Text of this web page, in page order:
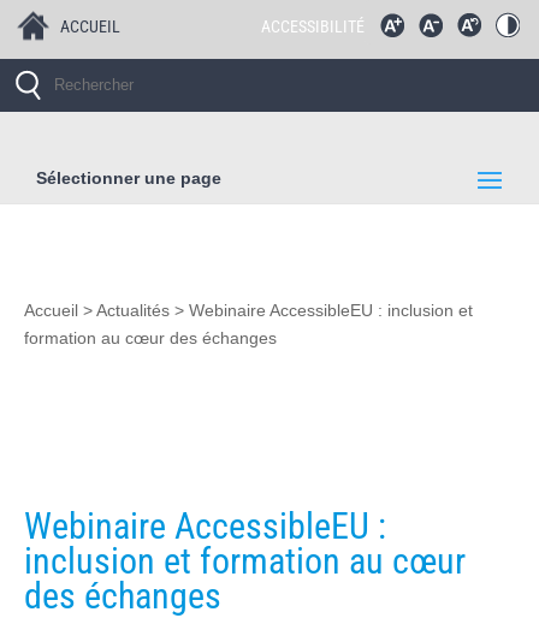
ACCUEIL ACCESSIBILITÉ
Sélectionner une page
Accueil > Actualités > Webinaire AccessibleEU : inclusion et
formation au cœur des échanges
Webinaire AccessibleEU :
inclusion et formation au cœur
des échanges